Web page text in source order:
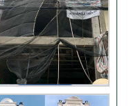
– Gò Vấp